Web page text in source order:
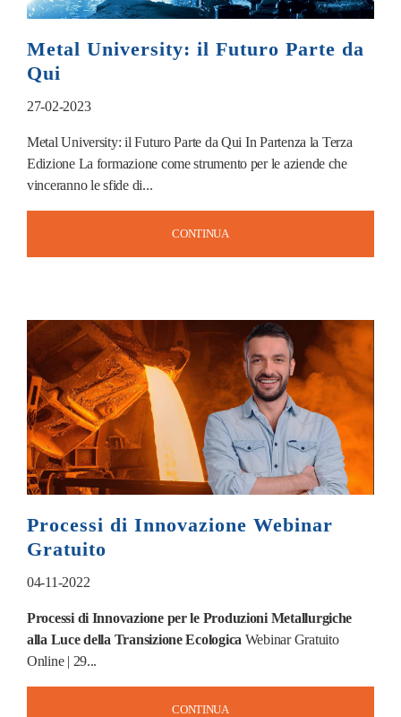
Metal University: il Futuro Parte da
Qui
27-02-2023
Metal University: il Futuro Parte da Qui In Partenza la Terza
Edizione La formazione come strumento per le aziende che
vinceranno le sfide di...
CONTINUA
Processi di Innovazione Webinar
Gratuito
04-11-2022
Processi di Innovazione per le Produzioni Metallurgiche
alla Luce della Transizione Ecologica Webinar Gratuito
Online | 29...
CONTINUA